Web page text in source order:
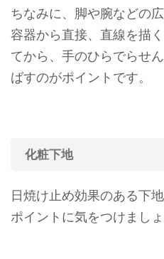
ちなみに、脚や腕などの
容器から直接、直線を描
てから、手のひらでらせ
ばすのがポイントです。
化粧下地
日焼け止め効果のある下
ポイントに気をつけましょ